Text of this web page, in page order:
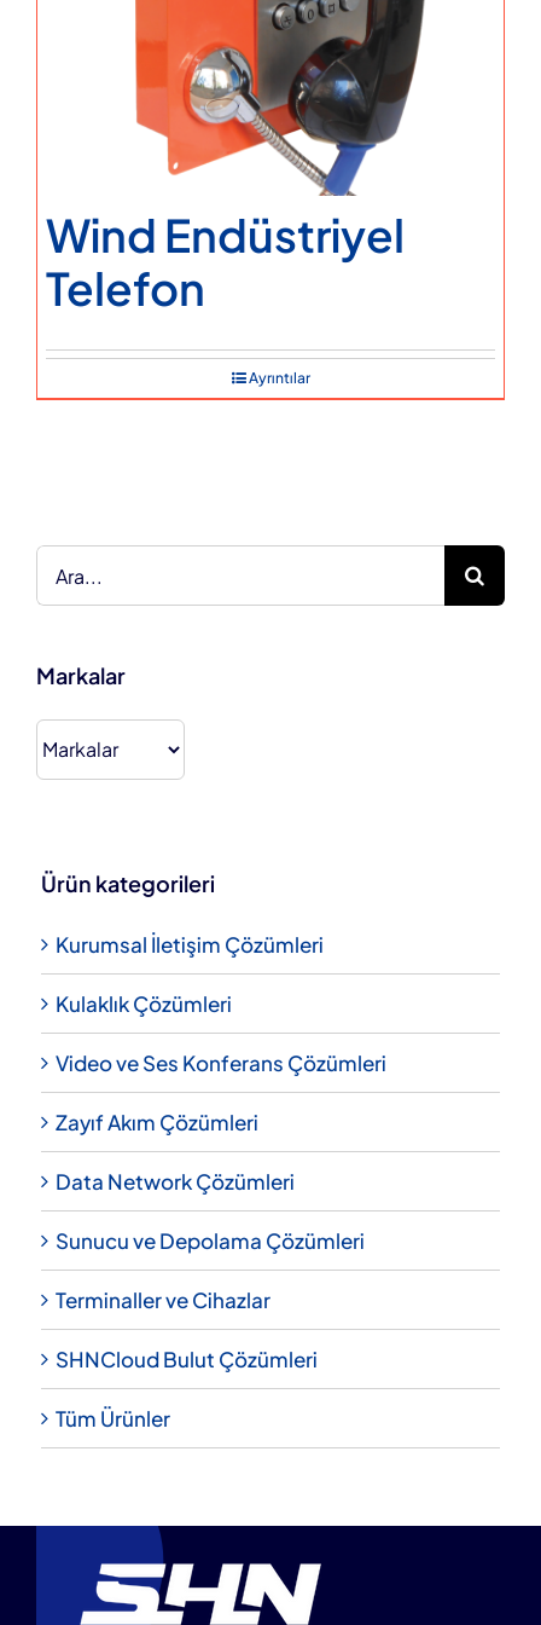
Wind Endüstriyel
Telefon
Ayrıntılar
Markalar
Ürün kategorileri
Kurumsal İletişim Çözümleri
Kulaklık Çözümleri
Video ve Ses Konferans Çözümleri
Zayıf Akım Çözümleri
Data Network Çözümleri
Sunucu ve Depolama Çözümleri
Terminaller ve Cihazlar
SHNCloud Bulut Çözümleri
Tüm Ürünler